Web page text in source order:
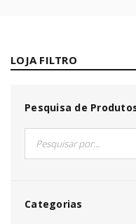
LOJA FILTRO
Pesquisa de
Categorias